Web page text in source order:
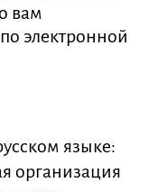
вам
электронной
языке:
организация